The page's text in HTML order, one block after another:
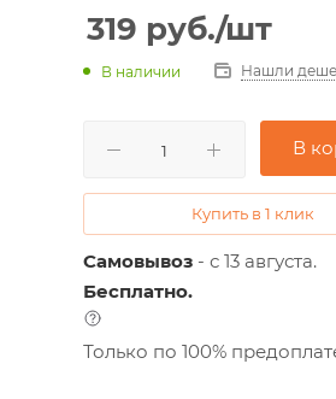
319 руб./шт
В наличии Нашли
В
Купить в 1 клик
Самовывоз - с 13 августа.
Бесплатно.
Только по 100%